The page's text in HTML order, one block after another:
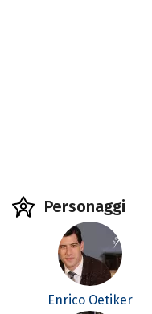
Personaggi
Enrico Oetiker